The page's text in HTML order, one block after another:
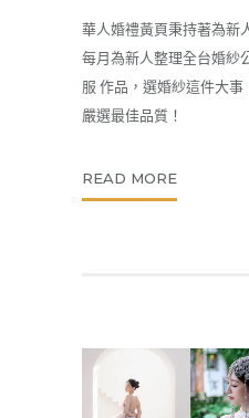
華人婚禮黃頁秉持著為新
每月為新人整理全台婚紗
服 作品，選婚紗這件大
嚴選最佳品質！
READ MORE